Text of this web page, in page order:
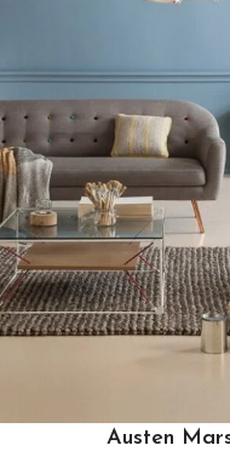
Austen